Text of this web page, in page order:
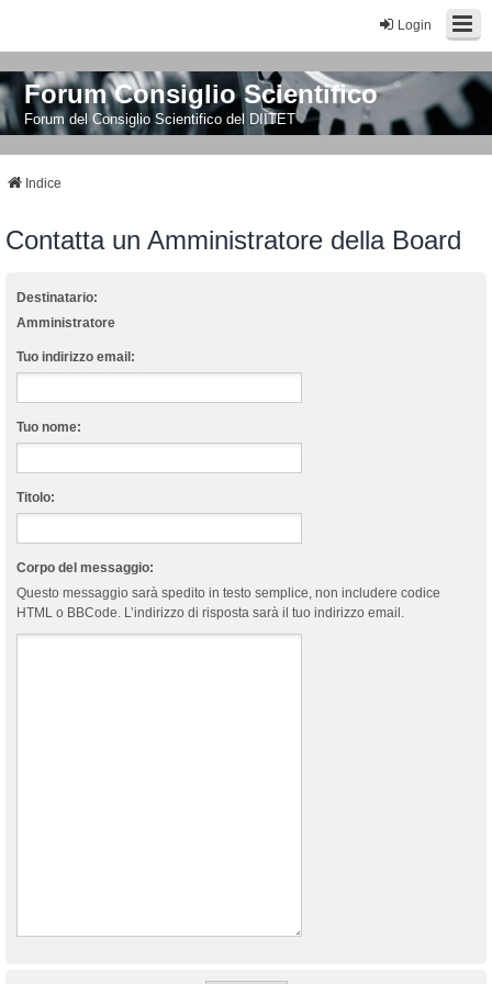
Login
Forum Consiglio Scientifico
Forum del Consiglio Scientifico del DIITET
Indice
Contatta un Amministratore della Board
Destinatario:
Amministratore
Tuo indirizzo email:
Tuo nome:
Titolo:
Corpo del messaggio:
Questo messaggio sarà spedito in testo semplice, non includere codice
HTML o BBCode. L’indirizzo di risposta sarà il tuo indirizzo email.